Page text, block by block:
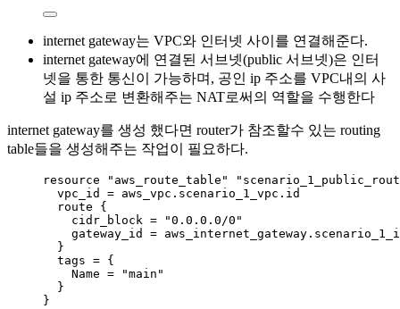
internet gateway는 VPC와 인터넷 사이를 연결해준다.
internet gateway에 연결된 서브넷(public 서브넷)은 인터
넷을 통한 통신이 가능하며, 공인 ip 주소를 VPC내의 사
설 ip 주소로 변환해주는 NAT로써의 역할을 수행한다
internet gateway를 생성 했다면 router가 참조할수 있는 routing
table들을 생성해주는 작업이 필요하다.
resource "aws_route_table"
vpc_id = aws_vpc . scenario_1_vpc . id
route {
cidr_block = "0.0.0.0/0 "
gateway_id = aws_internet_gateway .
}
tags = {
Name = "main "
}
}